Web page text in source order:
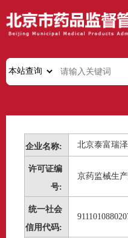
企业名称: 北京泰富瑞
许可证编
号:
京药监械生
统一社会
信用代码: